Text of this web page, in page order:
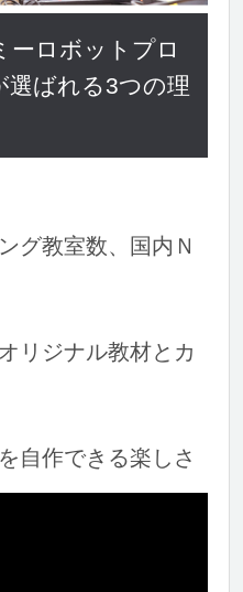
ーロボットプロ
選ばれる3つの理
グ教室数、国内Ｎ
リジナル教材とカ
自作できる楽しさ